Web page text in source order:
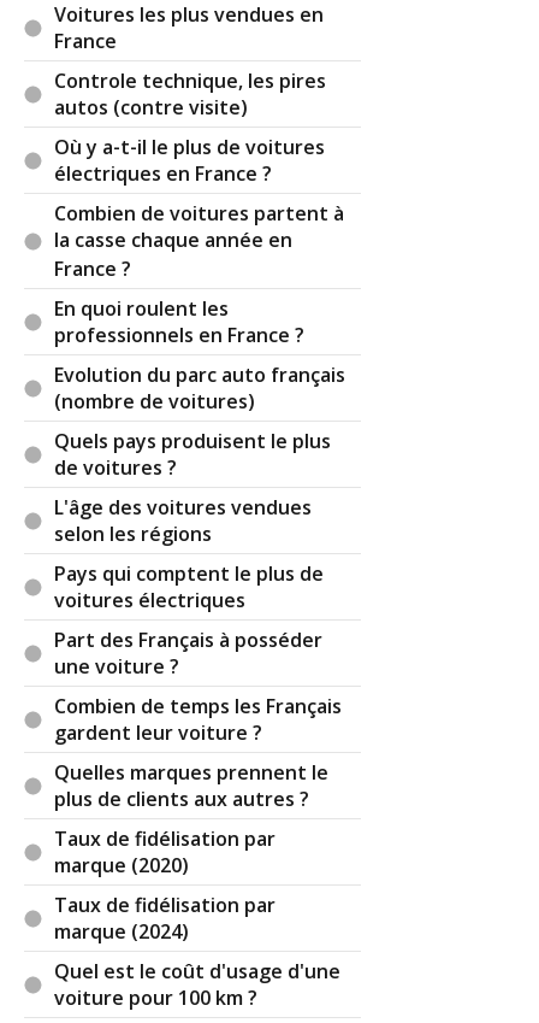
Voitures les plus vendues en
France
Controle technique, les pires
autos (contre visite)
Où y a-t-il le plus de voitures
électriques en France ?
Combien de voitures partent à
la casse chaque année en
France ?
En quoi roulent les
professionnels en France ?
Evolution du parc auto français
(nombre de voitures)
Quels pays produisent le plus
de voitures ?
L'âge des voitures vendues
selon les régions
Pays qui comptent le plus de
voitures électriques
Part des Français à posséder
une voiture ?
Combien de temps les Français
gardent leur voiture ?
Quelles marques prennent le
plus de clients aux autres ?
Taux de fidélisation par
marque (2020)
Taux de fidélisation par
marque (2024)
Quel est le coût d'usage d'une
voiture pour 100 km ?